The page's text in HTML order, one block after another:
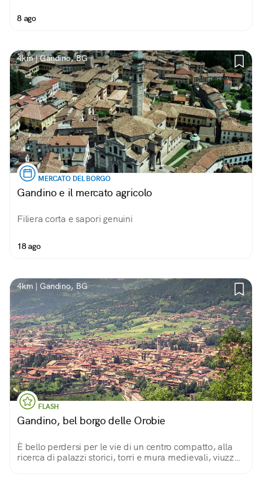
8 ago
4km | Gandino, BG
MERCATO DEL BORGO
Gandino e il mercato agricolo
Filiera corta e sapori genuini
18 ago
4km | Gandino, BG
FLASH
Gandino, bel borgo delle Orobie
È bello perdersi per le vie di un centro compatto, alla
ricerca di palazzi storici, torri e mura medievali, viuzze,